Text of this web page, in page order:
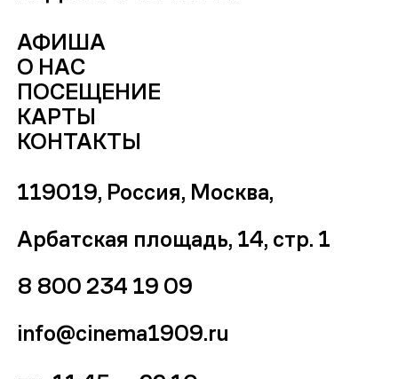
АФИША
О НАС
ПОСЕЩЕНИЕ
КАРТЫ
КОНТАКТЫ
119019, Россия, Москва,
Арбатская площадь, 14, стр. 1
8 800 234 19 09
info@cinema1909.ru